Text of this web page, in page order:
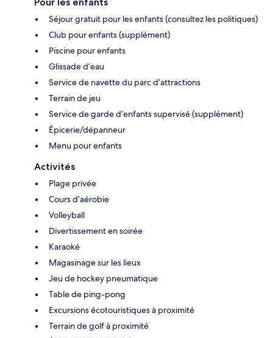
Séjour gratuit pour les enfants (consultez les politiques)
Club pour enfants (supplément)
Piscine pour enfants
Glissade d’eau
Service de navette du parc d’attractions
Terrain de jeu
Service de garde d’enfants supervisé (supplément)
Épicerie/dépanneur
Menu pour enfants
Activités
Plage privée
Cours d’aérobie
Volleyball
Divertissement en soirée
Karaoké
Magasinage sur les lieux
Jeu de hockey pneumatique
Table de ping-pong
Excursions écotouristiques à proximité
Terrain de golf à proximité